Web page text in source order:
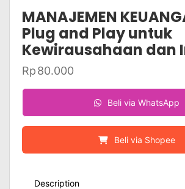
MANAJEMEN
Plug and Play untuk
Kewirausahaan dan
Rp80.000
Beli via WhatsApp
Beli via Shopee
Description